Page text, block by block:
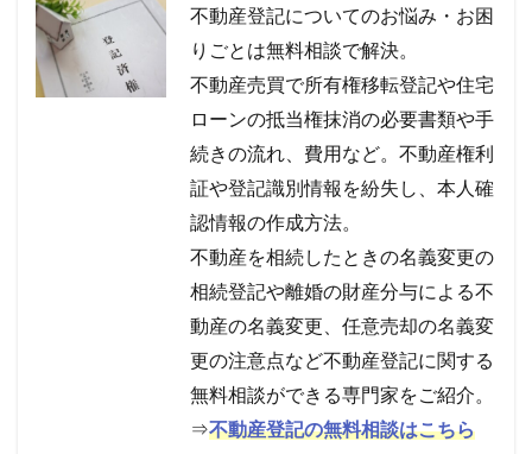
不動産登記についてのお悩み・お困
りごとは無料相談で解決。
不動産売買で所有権移転登記や住宅
ローンの抵当権抹消の必要書類や手
続きの流れ、費用など。不動産権利
証や登記識別情報を紛失し、本人確
認情報の作成方法。
不動産を相続したときの名義変更の
相続登記や離婚の財産分与による不
動産の名義変更、任意売却の名義変
更の注意点など不動産登記に関する
無料相談ができる専門家をご紹介。
⇒不動産登記の無料相談はこちら